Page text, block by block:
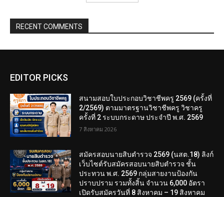
RECENT COMMENTS
EDITOR PICKS
สนามสอบใบประกอบวิชาชีพครู 2569 (ครั้งที่
2/2569) ตามมาตรฐานวิชาชีพครู วิชาครู
ครั้งที่ 2 ระบบกระดาษ ประจำปี พ.ศ. 2569
7 สิงหาคม 2026
สมัครสอบนายสิบตำรวจ 2569 (นสต.18) ลิงก์
เว็บไซต์รับสมัครสอบนายสิบตำรวจ ชั้น
ประทวน พ.ศ. 2569 กลุ่มสายงานป้องกัน
ปราบปราม รวมทั้งสิ้น จำนวน 6,000 อัตรา
เปิดรับสมัครวันที่ 8 สิงหาคม – 19 สิงหาคม